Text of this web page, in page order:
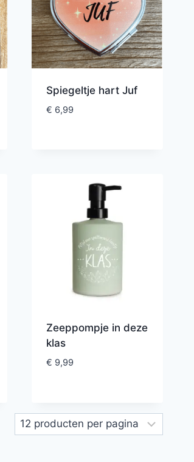
Spiegeltje hart Juf
€ 6,99
Zeeppompje in deze
klas
€ 9,99